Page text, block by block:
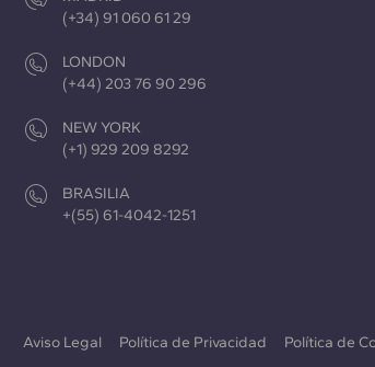
(+34) 91 060 61 29
LONDON
(+44) 203 76 90 296
NEW YORK
(+1) 929 209 8292
BRASILIA
+(55) 61-4042-1251
Aviso Legal Política de Privacidad Política de